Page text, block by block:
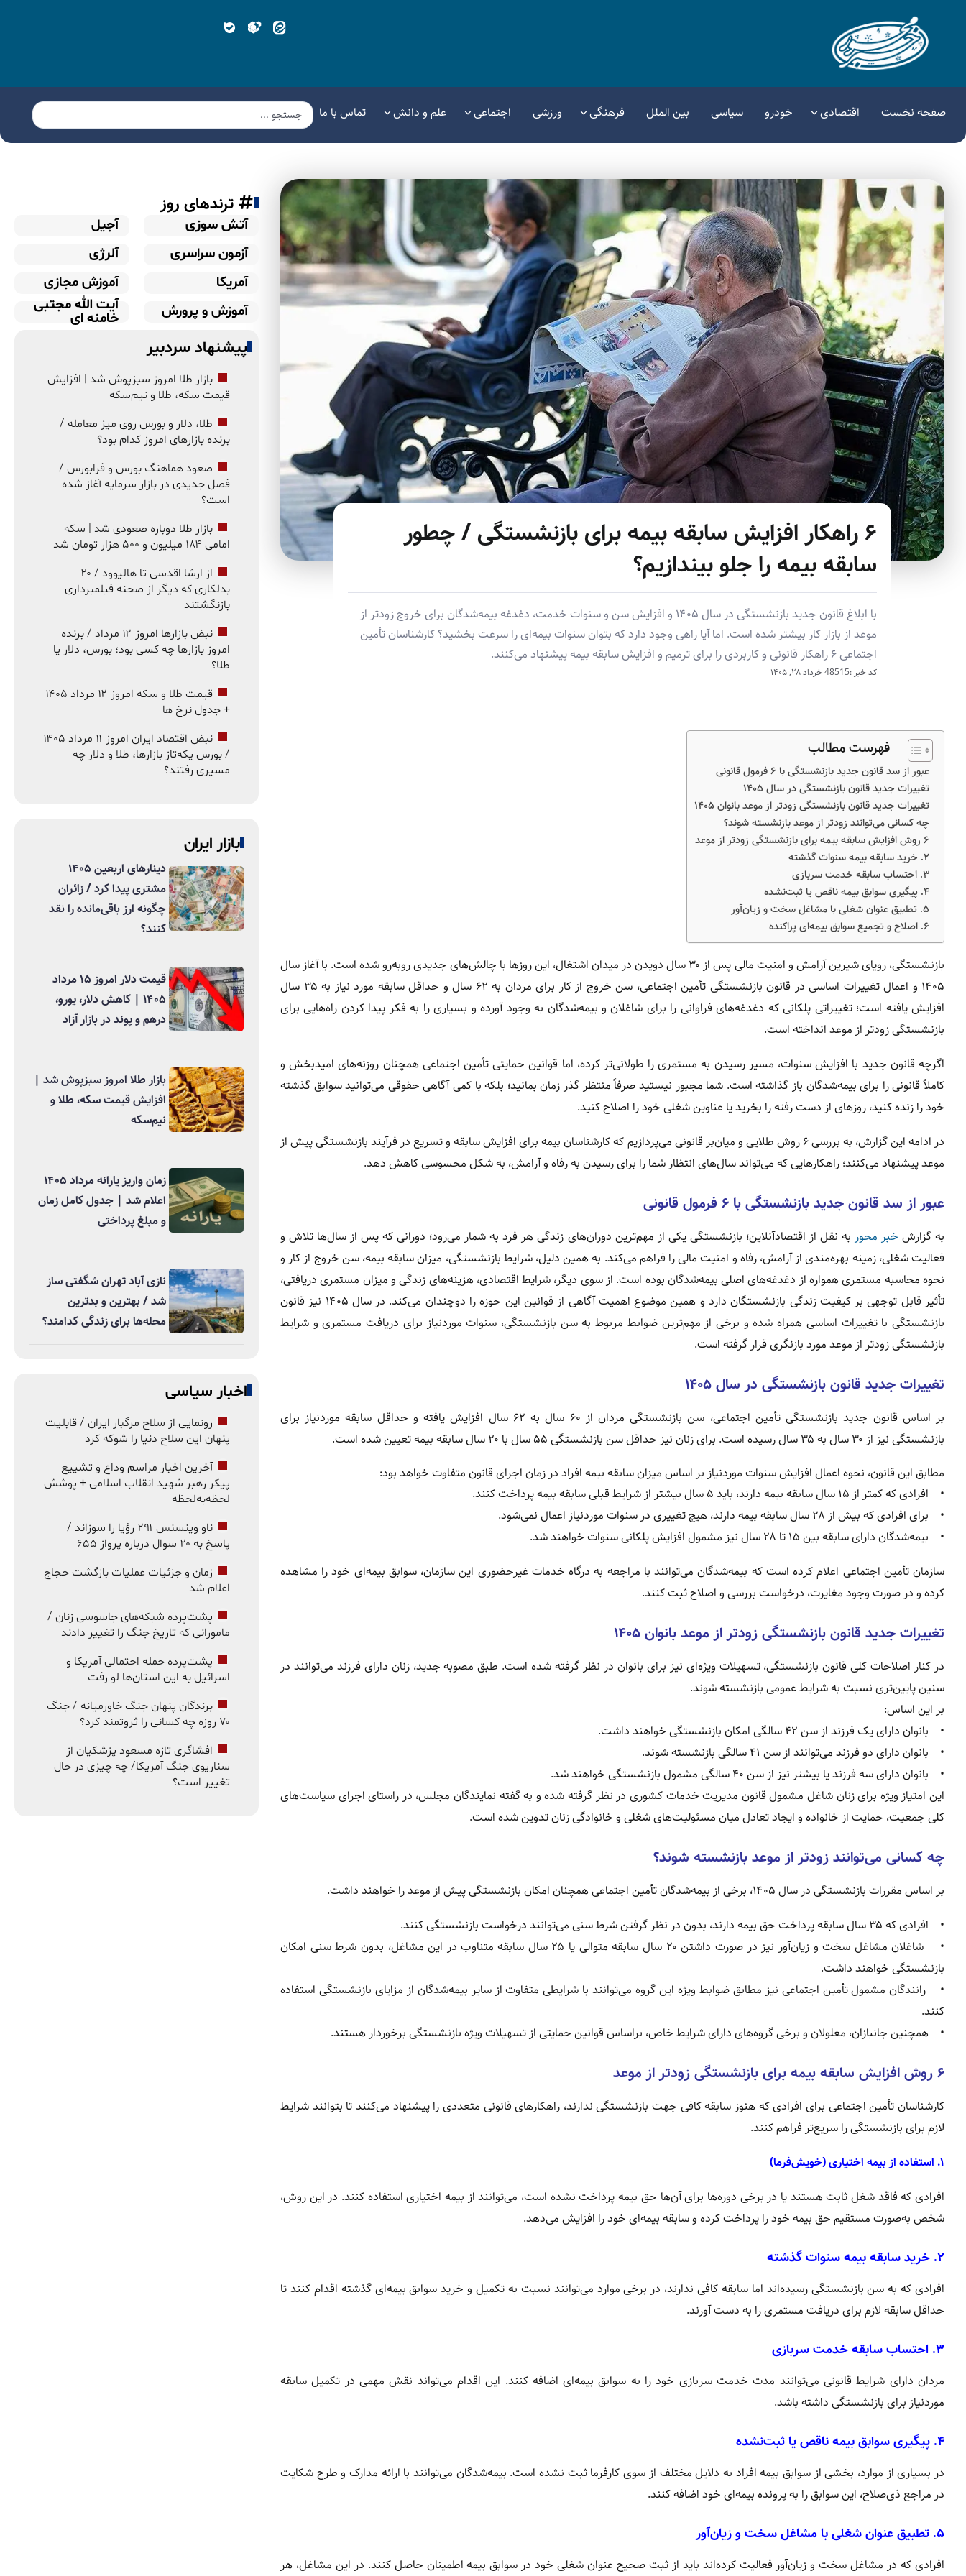
صفحه نخست اقتصادی خودرو سیاسی بین الملل فرهنگی ورزشی اجتماعی علم و دانش تماس با ما
۶ راهکار افزایش سابقه بیمه برای بازنشستگی / چطور
سابقه بیمه را جلو بیندازیم؟
با ابلاغ قانون جدید بازنشستگی در سال ۱۴۰۵ و افزایش سن و سنوات خدمت، دغدغه بیمه‌شدگان برای خروج زودتر از
موعد از بازار کار بیشتر شده است. اما آیا راهی وجود دارد که بتوان سنوات بیمه‌ای را سرعت بخشید؟ کارشناسان تأمین
اجتماعی ۶ راهکار قانونی و کاربردی را برای ترمیم و افزایش سابقه بیمه پیشنهاد می‌کنند.
کد خبر :48515 خرداد ۲۸, ۱۴۰۵
فهرست مطالب
عبور از سد قانون جدید بازنشستگی با ۶ فرمول قانونی
تغییرات جدید قانون بازنشستگی در سال ۱۴۰۵
تغییرات جدید قانون بازنشستگی زودتر از موعد بانوان ۱۴۰۵
چه کسانی می‌توانند زودتر از موعد بازنشسته شوند؟
۶ روش افزایش سابقه بیمه برای بازنشستگی زودتر از موعد
۲. خرید سابقه بیمه سنوات گذشته
۳. احتساب سابقه خدمت سربازی
۴. پیگیری سوابق بیمه ناقص یا ثبت‌نشده
۵. تطبیق عنوان شغلی با مشاغل سخت و زیان‌آور
۶. اصلاح و تجمیع سوابق بیمه‌ای پراکنده
بازنشستگی، رویای شیرین آرامش و امنیت مالی پس از ۳۰ سال دویدن در میدان اشتغال، این روزها با چالش‌های جدیدی روبه‌رو شده است. با آغاز سال
۱۴۰۵ و اعمال تغییرات اساسی در قانون بازنشستگی تأمین اجتماعی، سن خروج از کار برای مردان به ۶۲ سال و حداقل سابقه مورد نیاز به ۳۵ سال
افزایش یافته است؛ تغییراتی پلکانی که دغدغه‌های فراوانی را برای شاغلان و بیمه‌شدگان به وجود آورده و بسیاری را به فکر پیدا کردن راه‌هایی برای
بازنشستگی زودتر از موعد انداخته است.
اگرچه قانون جدید با افزایش سنوات، مسیر رسیدن به مستمری را طولانی‌تر کرده، اما قوانین حمایتی تأمین اجتماعی همچنان روزنه‌های امیدبخش و
کاملاً قانونی را برای بیمه‌شدگان باز گذاشته است. شما مجبور نیستید صرفاً منتظر گذر زمان بمانید؛ بلکه با کمی آگاهی حقوقی می‌توانید سوابق گذشته
خود را زنده کنید، روزهای از دست رفته را بخرید یا عناوین شغلی خود را اصلاح کنید.
در ادامه این گزارش، به بررسی ۶ روش طلایی و میان‌بر قانونی می‌پردازیم که کارشناسان بیمه برای افزایش سابقه و تسریع در فرآیند بازنشستگی پیش از
موعد پیشنهاد می‌کنند؛ راهکارهایی که می‌تواند سال‌های انتظار شما را برای رسیدن به رفاه و آرامش، به شکل محسوسی کاهش دهد.
عبور از سد قانون جدید بازنشستگی با ۶ فرمول قانونی
به گزارش خبر محور به نقل از اقتصادآنلاین؛ بازنشستگی یکی از مهم‌ترین دوران‌های زندگی هر فرد به شمار می‌رود؛ دورانی که پس از سال‌ها تلاش و
فعالیت شغلی، زمینه بهره‌مندی از آرامش، رفاه و امنیت مالی را فراهم می‌کند. به همین دلیل، شرایط بازنشستگی، میزان سابقه بیمه، سن خروج از کار و
نحوه محاسبه مستمری همواره از دغدغه‌های اصلی بیمه‌شدگان بوده است. از سوی دیگر، شرایط اقتصادی، هزینه‌های زندگی و میزان مستمری دریافتی،
تأثیر قابل توجهی بر کیفیت زندگی بازنشستگان دارد و همین موضوع اهمیت آگاهی از قوانین این حوزه را دوچندان می‌کند. در سال ۱۴۰۵ نیز قانون
بازنشستگی با تغییرات اساسی همراه شده و برخی از مهم‌ترین ضوابط مربوط به سن بازنشستگی، سنوات موردنیاز برای دریافت مستمری و شرایط
بازنشستگی زودتر از موعد مورد بازنگری قرار گرفته است.
تغییرات جدید قانون بازنشستگی در سال ۱۴۰۵
بر اساس قانون جدید بازنشستگی تأمین اجتماعی، سن بازنشستگی مردان از ۶۰ سال به ۶۲ سال افزایش یافته و حداقل سابقه موردنیاز برای
بازنشستگی نیز از ۳۰ سال به ۳۵ سال رسیده است. برای زنان نیز حداقل سن بازنشستگی ۵۵ سال با ۲۰ سال سابقه بیمه تعیین شده است.
مطابق این قانون، نحوه اعمال افزایش سنوات موردنیاز بر اساس میزان سابقه بیمه افراد در زمان اجرای قانون متفاوت خواهد بود:
• افرادی که کمتر از ۱۵ سال سابقه بیمه دارند، باید ۵ سال بیشتر از شرایط قبلی سابقه بیمه پرداخت کنند.
• برای افرادی که بیش از ۲۸ سال سابقه بیمه دارند، هیچ تغییری در سنوات موردنیاز اعمال نمی‌شود.
• بیمه‌شدگان دارای سابقه بین ۱۵ تا ۲۸ سال نیز مشمول افزایش پلکانی سنوات خواهند شد.
سازمان تأمین اجتماعی اعلام کرده است که بیمه‌شدگان می‌توانند با مراجعه به درگاه خدمات غیرحضوری این سازمان، سوابق بیمه‌ای خود را مشاهده
کرده و در صورت وجود مغایرت، درخواست بررسی و اصلاح ثبت کنند.
تغییرات جدید قانون بازنشستگی زودتر از موعد بانوان ۱۴۰۵
در کنار اصلاحات کلی قانون بازنشستگی، تسهیلات ویژه‌ای نیز برای بانوان در نظر گرفته شده است. طبق مصوبه جدید، زنان دارای فرزند می‌توانند در
سنین پایین‌تری نسبت به شرایط عمومی بازنشسته شوند.
بر این اساس:
• بانوان دارای یک فرزند از سن ۴۲ سالگی امکان بازنشستگی خواهند داشت.
• بانوان دارای دو فرزند می‌توانند از سن ۴۱ سالگی بازنشسته شوند.
• بانوان دارای سه فرزند یا بیشتر نیز از سن ۴۰ سالگی مشمول بازنشستگی خواهند شد.
این امتیاز ویژه برای زنان شاغل مشمول قانون مدیریت خدمات کشوری در نظر گرفته شده و به گفته نمایندگان مجلس، در راستای اجرای سیاست‌های
کلی جمعیت، حمایت از خانواده و ایجاد تعادل میان مسئولیت‌های شغلی و خانوادگی زنان تدوین شده است.
چه کسانی می‌توانند زودتر از موعد بازنشسته شوند؟
بر اساس مقررات بازنشستگی در سال ۱۴۰۵، برخی از بیمه‌شدگان تأمین اجتماعی همچنان امکان بازنشستگی پیش از موعد را خواهند داشت.
• افرادی که ۳۵ سال سابقه پرداخت حق بیمه دارند، بدون در نظر گرفتن شرط سنی می‌توانند درخواست بازنشستگی کنند.
• شاغلان مشاغل سخت و زیان‌آور نیز در صورت داشتن ۲۰ سال سابقه متوالی یا ۲۵ سال سابقه متناوب در این مشاغل، بدون شرط سنی امکان
بازنشستگی خواهند داشت.
• رانندگان مشمول تأمین اجتماعی نیز مطابق ضوابط ویژه این گروه می‌توانند با شرایطی متفاوت از سایر بیمه‌شدگان از مزایای بازنشستگی استفاده
کنند.
• همچنین جانبازان، معلولان و برخی گروه‌های دارای شرایط خاص، براساس قوانین حمایتی از تسهیلات ویژه بازنشستگی برخوردار هستند.
۶ روش افزایش سابقه بیمه برای بازنشستگی زودتر از موعد
کارشناسان تأمین اجتماعی برای افرادی که هنوز سابقه کافی جهت بازنشستگی ندارند، راهکارهای قانونی متعددی را پیشنهاد می‌کنند تا بتوانند شرایط
لازم برای بازنشستگی را سریع‌تر فراهم کنند.
۱. استفاده از بیمه اختیاری (خویش‌فرما)
افرادی که فاقد شغل ثابت هستند یا در برخی دوره‌ها برای آن‌ها حق بیمه پرداخت نشده است، می‌توانند از بیمه اختیاری استفاده کنند. در این روش،
شخص به‌صورت مستقیم حق بیمه خود را پرداخت کرده و سابقه بیمه‌ای خود را افزایش می‌دهد.
۲. خرید سابقه بیمه سنوات گذشته
افرادی که به سن بازنشستگی رسیده‌اند اما سابقه کافی ندارند، در برخی موارد می‌توانند نسبت به تکمیل و خرید سوابق بیمه‌ای گذشته اقدام کنند تا
حداقل سابقه لازم برای دریافت مستمری را به دست آورند.
۳. احتساب سابقه خدمت سربازی
مردان دارای شرایط قانونی می‌توانند مدت خدمت سربازی خود را به سوابق بیمه‌ای اضافه کنند. این اقدام می‌تواند نقش مهمی در تکمیل سابقه
موردنیاز برای بازنشستگی داشته باشد.
۴. پیگیری سوابق بیمه ناقص یا ثبت‌نشده
در بسیاری از موارد، بخشی از سوابق بیمه افراد به دلایل مختلف از سوی کارفرما ثبت نشده است. بیمه‌شدگان می‌توانند با ارائه مدارک و طرح شکایت
در مراجع ذی‌صلاح، این سوابق را به پرونده بیمه‌ای خود اضافه کنند.
۵. تطبیق عنوان شغلی با مشاغل سخت و زیان‌آور
افرادی که در مشاغل سخت و زیان‌آور فعالیت کرده‌اند باید از ثبت صحیح عنوان شغلی خود در سوابق بیمه اطمینان حاصل کنند. در این مشاغل، هر
ترندهای روز
آتش سوزی
آجیل
آزمون سراسری
آلرژی
آمریکا
آموزش مجازی
آموزش و پرورش
آیت الله مجتبی
خامنه ای
پیشنهاد سردبیر
بازار طلا امروز سبزپوش شد | افزایش
قیمت سکه، طلا و نیم‌سکه
طلا، دلار و بورس روی میز معامله /
برنده بازارهای امروز کدام بود؟
صعود هماهنگ بورس و فرابورس /
فصل جدیدی در بازار سرمایه آغاز شده
است؟
بازار طلا دوباره صعودی شد | سکه
امامی ۱۸۴ میلیون و ۵۰۰ هزار تومان شد
از ارشا اقدسی تا هالیوود / ۲۰
بدلکاری که دیگر از صحنه فیلمبرداری
بازنگشتند
نبض بازارها امروز ۱۲ مرداد / برنده
امروز بازارها چه کسی بود؛ بورس، دلار یا
طلا؟
قیمت طلا و سکه امروز ۱۲ مرداد ۱۴۰۵
+ جدول نرخ ها
نبض اقتصاد ایران امروز ۱۱ مرداد ۱۴۰۵
/ بورس یکه‌تاز بازارها، طلا و دلار چه
مسیری رفتند؟
بازار ایران
دینارهای اربعین ۱۴۰۵
مشتری پیدا کرد / زائران
چگونه ارز باقی‌مانده را نقد
کنند؟
قیمت دلار امروز ۱۵ مرداد
۱۴۰۵ | کاهش دلار، یورو،
درهم و پوند در بازار آزاد
بازار طلا امروز سبزپوش شد |
افزایش قیمت سکه، طلا و
نیم‌سکه
زمان واریز یارانه مرداد ۱۴۰۵
اعلام شد | جدول کامل زمان
و مبلغ پرداختی
نازی آباد تهران شگفتی ساز
شد / بهترین و بدترین
محله‌ها برای زندگی کدامند؟
اخبار سیاسی
رونمایی از سلاح مرگبار ایران / قابلیت
پنهان این سلاح دنیا را شوکه کرد
آخرین اخبار مراسم وداع و تشییع
پیکر رهبر شهید انقلاب اسلامی + پوشش
لحظه‌به‌لحظه
ناو وینسنس ۲۹۱ رؤیا را سوزاند /
پاسخ به ۲۰ سوال درباره پرواز ۶۵۵
زمان و جزئیات عملیات بازگشت حجاج
اعلام شد
پشت‌پرده شبکه‌های جاسوسی زنان /
مامورانی که تاریخ جنگ را تغییر دادند
پشت‌پرده حمله احتمالی آمریکا و
اسرائیل به این استان‌ها لو رفت
برندگان پنهان جنگ خاورمیانه / جنگ
۷۰ روزه چه کسانی را ثروتمند کرد؟
افشاگری تازه مسعود پزشکیان از
سناریوی جنگ آمریکا/ چه چیزی در حال
تغییر است؟